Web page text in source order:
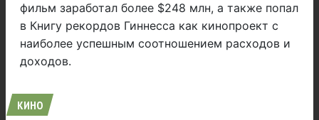
фильм заработал более $248 млн, а также попал
в Книгу рекордов Гиннесса как кинопроект с
наиболее успешным соотношением расходов и
доходов.
КИНО